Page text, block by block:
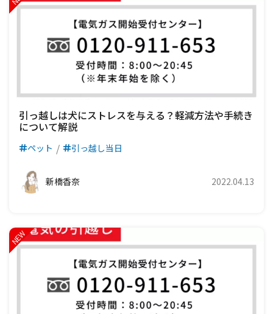
引っ越しは犬にストレスを与える？軽減方法や手続き
について解説
ペット 引っ越し当日
新橋香奈 2022.04.13